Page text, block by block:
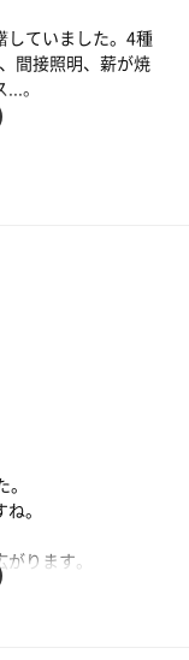
していました。4種
間接照明、薪が焼
。
。
ります。
め支払いできるよ